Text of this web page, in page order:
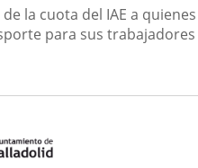
la cuota del IAE a quienes
para sus trabajadores